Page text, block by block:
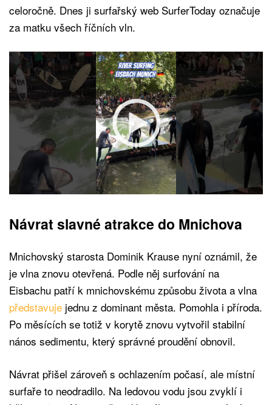
celoročně. Dnes ji surfařský web SurferToday označuje
za matku všech říčních vln.
Návrat slavné atrakce do Mnichova
Mnichovský starosta Dominik Krause nyní oznámil, že
je vlna znovu otevřená. Podle něj surfování na
Eisbachu patří k mnichovskému způsobu života a vlna
představuje jednu z dominant města. Pomohla i příroda.
Po měsících se totiž v korytě znovu vytvořil stabilní
nános sedimentu, který správné proudění obnovil.
Návrat přišel zároveň s ochlazením počasí, ale místní
surfaře to neodradilo. Na ledovou vodu jsou zvyklí i